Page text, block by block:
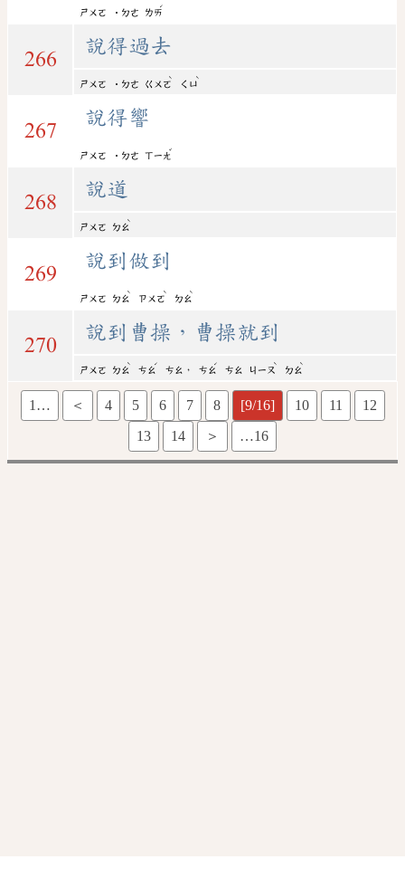
ㄕㄨㄛ ˙ㄉㄜ ㄌㄞ
ˊ
266
說得過去
ㄕㄨㄛ ˙ㄉㄜ ㄍㄨㄛ
ˋ
ㄑㄩ
ˋ
267
說得響
ㄕㄨㄛ ˙ㄉㄜ ㄒㄧㄤ
ˇ
268
說道
ㄕㄨㄛ ㄉㄠ
ˋ
269
說到做到
ㄕㄨㄛ ㄉㄠ
ˋ
ㄗㄨㄛ
ˋ
ㄉㄠ
ˋ
270
說到曹操，曹操就到
ㄕㄨㄛ ㄉㄠ
ˋ
ㄘㄠ
ˊ
ㄘㄠ ， ㄘㄠ
ˊ
ㄘㄠ ㄐㄧㄡ
ˋ
ㄉㄠ
ˋ
1… ＜ 4 5 6 7 8 [9/16] 10 11
12
13
14 ＞ …16